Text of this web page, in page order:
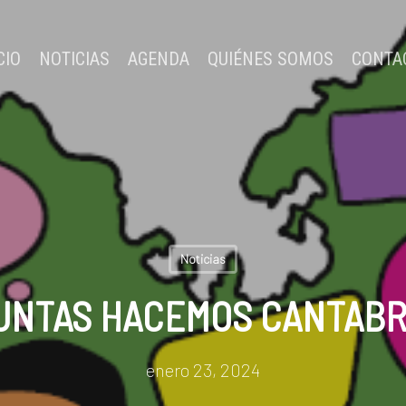
NOTICIAS AGENDA QUIÉNES SOMOS
Noticias
HACEMOS
enero 23, 2024